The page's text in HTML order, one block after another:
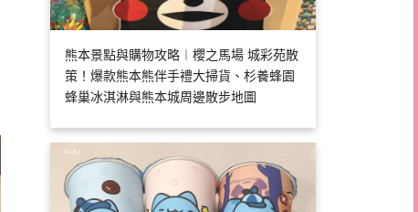
熊本景點與購物攻略︱櫻之馬場 城彩苑散
策！爆款熊本熊伴手禮大掃貨、杉養蜂園
蜂巢冰淇淋與熊本城周邊散步地圖